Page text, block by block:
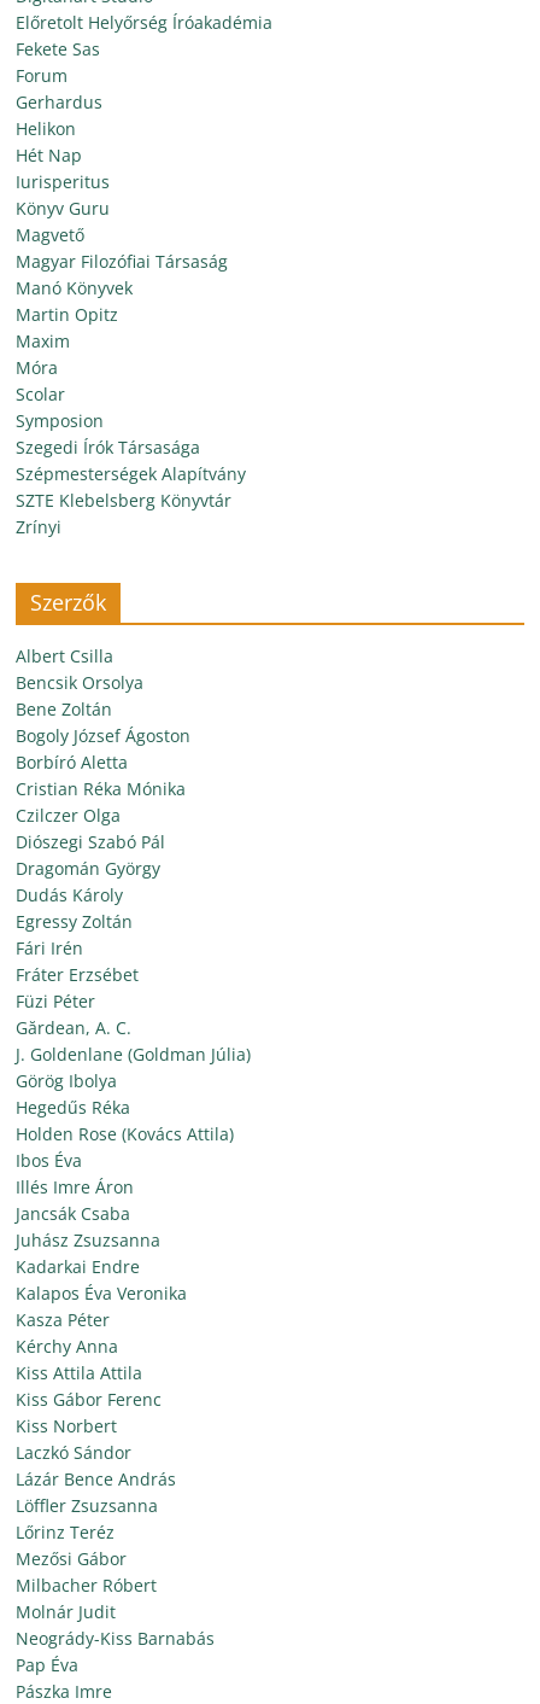
Előretolt Helyőrség Íróakadémia
Fekete Sas
Forum
Gerhardus
Helikon
Hét Nap
Iurisperitus
Könyv Guru
Magvető
Magyar Filozófiai Társaság
Manó Könyvek
Martin Opitz
Maxim
Móra
Scolar
Symposion
Szegedi Írók Társasága
Szépmesterségek Alapítvány
SZTE Klebelsberg Könyvtár
Zrínyi
Szerzők
Albert Csilla
Bencsik Orsolya
Bene Zoltán
Bogoly József Ágoston
Borbíró Aletta
Cristian Réka Mónika
Czilczer Olga
Diószegi Szabó Pál
Dragomán György
Dudás Károly
Egressy Zoltán
Fári Irén
Fráter Erzsébet
Füzi Péter
Gărdean, A. C.
J. Goldenlane (Goldman Júlia)
Görög Ibolya
Hegedűs Réka
Holden Rose (Kovács Attila)
Ibos Éva
Illés Imre Áron
Jancsák Csaba
Juhász Zsuzsanna
Kadarkai Endre
Kalapos Éva Veronika
Kasza Péter
Kérchy Anna
Kiss Attila Attila
Kiss Gábor Ferenc
Kiss Norbert
Laczkó Sándor
Lázár Bence András
Löffler Zsuzsanna
Lőrinz Teréz
Mezősi Gábor
Milbacher Róbert
Molnár Judit
Neogrády-Kiss Barnabás
Pap Éva
Pászka Imre